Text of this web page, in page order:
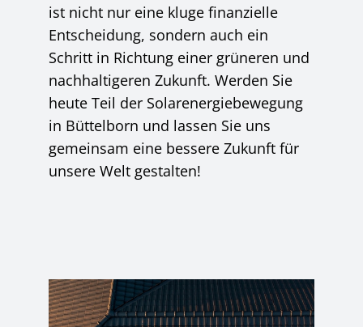
ist nicht nur eine kluge finanzielle
Entscheidung, sondern auch ein
Schritt in Richtung einer grüneren und
nachhaltigeren Zukunft. Werden Sie
heute Teil der Solarenergiebewegung
in Büttelborn und lassen Sie uns
gemeinsam eine bessere Zukunft für
unsere Welt gestalten!